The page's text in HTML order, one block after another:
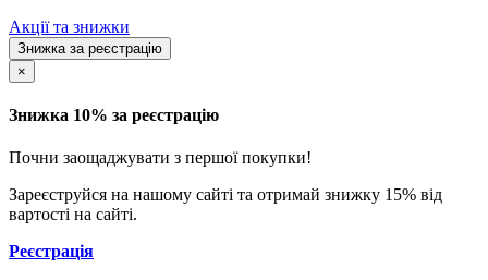
Акції та знижки
Знижка за реєстрацію
×
Знижка 10% за реєстрацію
Почни заощаджувати з першої покупки!
Зареєструйся на нашому сайті та отримай знижку 15% від
вартості на сайті.
Реєстрація